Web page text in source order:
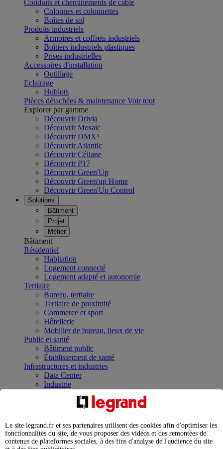
Conduits et cheminements de câble
Colonnes et colonnettes
Boîtes de sol
Produits industriels
Armoires et coffrets industriels
Boîtiers industriels plastiques
Prises industrielles
Accessoires d'installation
Outillage
Eclairage
Hublots
Pièces détachées & maintenance Voir tout
Explorer par gamme
Découvrir Drivia
Découvrir Mosaic
Découvrir DMX³
Découvrir Atlantic
Découvrir Céliane
Découvrir P17
Découvrir Green'Up
Découvrir Green'up Home
Découvrir Green'Up Control
Solutions
Bâtiment
Projet
Métier
Bâtiment
Résidentiel
Habitation
Logement connecté
Logement adapté et autonomie
Tertiaire
Bureau, tertiaire
Tertiaire de proximité
Commerce et sport
Hôtellerie
Mobilier de bureau, lieux de vie
Public et santé
Bâtiment public
Établissement de santé
Infrastructures et industries
Data Center
Industrie
Infrastructures
Contrôler et planifier le fonctionnement des appareils
Répartir et optimiser son tableau électrique
Legrand Data Center Solutions : concentrer les
expertises au service de vos performances
Le site legrand.fr et ses partenaires utilisent des cookies afin d'optimiser les
fonctionnalités du site, de vous proposer des vidéos et des remontées de
contenus de plateformes sociales, à des fins d'analyse de l'audience du site